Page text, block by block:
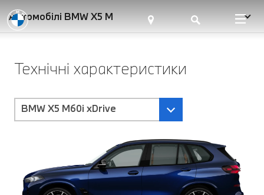
Автомобілі BMW X5 M
Технічні характеристики
BMW X5 M60i xDrive